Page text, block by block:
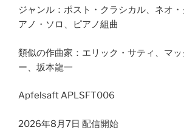
ジャンル：ポスト・クラシカル、ネオ
アノ・ソロ、ピアノ組曲
類似の作曲家：エリック・サティ、マ
ー、坂本龍一
Apfelsaft APLSFT006
2026年8月7日 配信開始